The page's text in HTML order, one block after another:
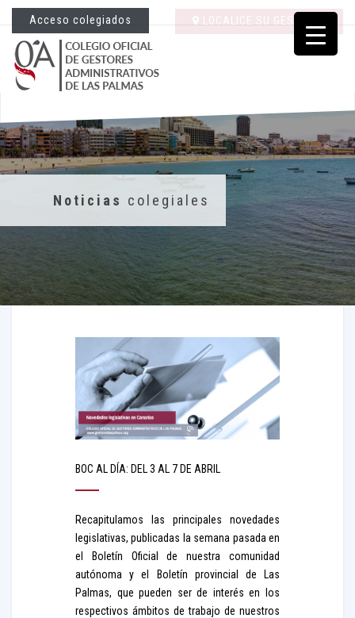
Acceso colegiados LOCALICE SU GESTORÍA
Noticias colegiales
BOC AL DÍA: DEL 3 AL 7 DE ABRIL
Recapitulamos las principales novedades
legislativas, publicadas la semana pasada en
el Boletín Oficial de nuestra comunidad
autónoma y el Boletín provincial de Las
Palmas, que pueden ser de interés en los
respectivos ámbitos de trabajo de nuestros